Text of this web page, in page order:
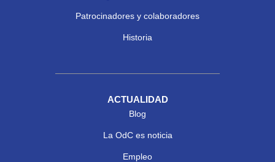
Patrocinadores y colaboradores
Historia
ACTUALIDAD
Blog
La OdC es noticia
Empleo